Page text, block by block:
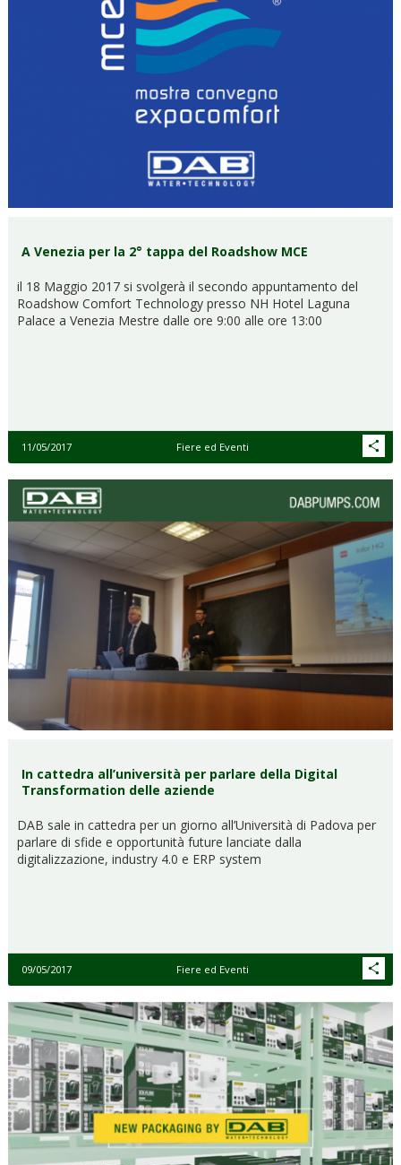
A Venezia per la 2° tappa del Roadshow MCE
il 18 Maggio 2017 si svolgerà il secondo appuntamento del
Roadshow Comfort Technology presso NH Hotel Laguna
Palace a Venezia Mestre dalle ore 9:00 alle ore 13:00
11/05/2017 Fiere ed Eventi
In cattedra all’università per parlare della Digital
Transformation delle aziende
DAB sale in cattedra per un giorno all’Università di Padova per
parlare di sfide e opportunità future lanciate dalla
digitalizzazione, industry 4.0 e ERP system
09/05/2017 Fiere ed Eventi